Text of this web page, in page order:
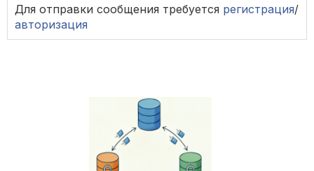
Для отправки сообщения требуется регистрация/
авторизация